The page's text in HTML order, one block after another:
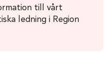
till vårt
ledning i Region